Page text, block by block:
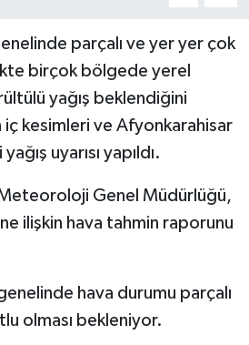
parçalı ve yer yer çok
birçok bölgede yerel
yağış beklendiğini
iç kesimleri ve Afyonkarahisar
uyarısı yapıldı.
Genel Müdürlüğü,
ilişkin hava tahmin raporunu
hava durumu parçalı
olması bekleniyor.